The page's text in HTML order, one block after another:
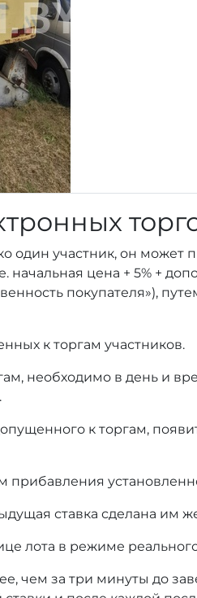
один участник, он может
начальная цена + 5% +
покупателя»),
к торгам участников.
необходимо в день и
к торгам,
прибавления
ставка сделана им
лота в режиме
чем за три минуты до